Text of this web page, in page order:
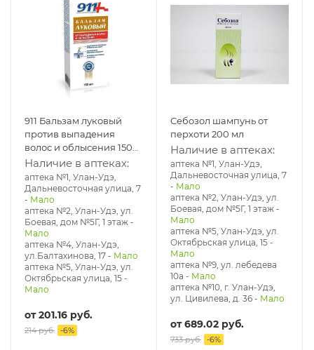
911 Бальзам луковый
против выпадения
волос и облысения 150
мл
Наличие в аптеках:
аптека №1, Улан-Удэ,
Дальневосточная улица, 7
- Мало
аптека №2, Улан-Удэ, ул.
Боевая, дом №5Г, 1 этаж -
Мало
аптека №4, Улан-Удэ,
ул.Балтахинова, 17 - Мало
аптека №5, Улан-Удэ, ул. ​
Октябрьская улица, 15 -
Мало
от201.16 руб.
214 руб. -6%
Себозол шампунь от
перхоти 200 мл
Наличие в аптеках:
аптека №1, Улан-Удэ,
Дальневосточная улица, 7
- Мало
аптека №2, Улан-Удэ, ул.
Боевая, дом №5Г, 1 этаж -
Мало
аптека №5, Улан-Удэ, ул. ​
Октябрьская улица, 15 -
Мало
аптека №9, ул. лебедева
10а - Мало
аптека №10, г. Улан-Удэ,
ул. Цивилева, д. 36 - Мало
от689.02 руб.
733 руб. -6%